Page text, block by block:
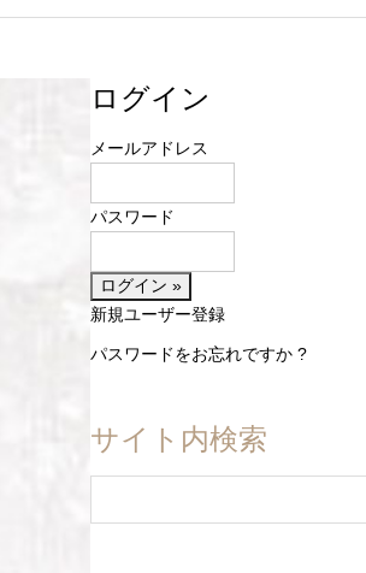
ログイン
メールアドレス
パスワード
新規ユーザー登録
パスワードをお忘れですか ?
サイト内検索